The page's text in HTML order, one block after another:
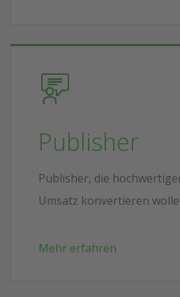
Publisher
Publisher, die
Umsatz konvertieren
Mehr erfahren